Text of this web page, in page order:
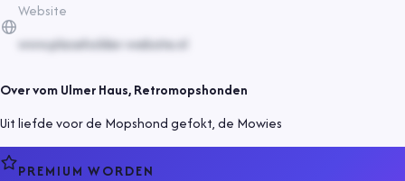
Website
www.placeholder-website.nl
Overvom Ulmer Haus, Retromopshonden
Uit liefde voor de Mopshond gefokt, de Mowies
PREMIUM WORDEN